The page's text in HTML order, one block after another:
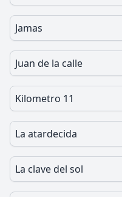
Jamas
Juan de la calle
Kilometro 11
La atardecida
La clave del sol